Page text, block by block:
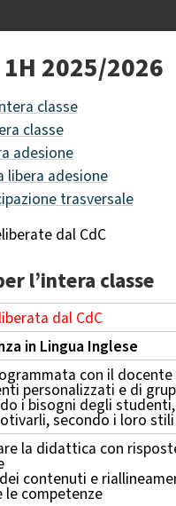
2025/2026
classe
classe
adesione
libera adesione
trasversale
dal CdC
l’intera classe
dal CdC
in Lingua Inglese
con il
personalizzati e di
i bisogni degli
secondo i loro
la didattica con
contenuti e
le competenze